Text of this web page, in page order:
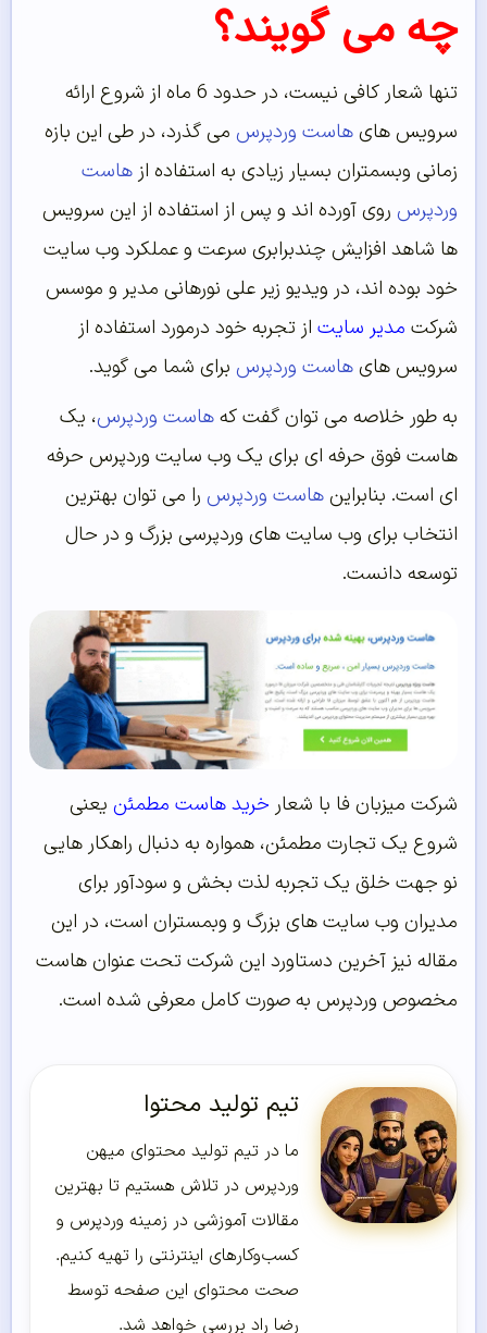
چه می گویند؟
تنها شعار کافی نیست، در حدود 6 ماه از شروع ارائه
سرویس هایهاست وردپرس می گذرد، در طی این بازه
زمانی وبسمتران بسیار زیادی به استفاده از هاست
وردپرس روی آورده اند و پس از استفاده از این سرویس
ها شاهد افزایش چندبرابری سرعت و عملکرد وب سایت
خود بوده اند، در ویدیو زیر علی نورهانی مدیر و موسس
شرکت مدیر سایت از تجربه خود درمورد استفاده از
سرویس هایهاست وردپرس برای شما می گوید.
به طور خلاصه می توان گفت کههاست وردپرس، یک
هاست فوق حرفه ای برای یک وب سایت وردپرس حرفه
ای است. بنابراینهاست وردپرس را می توان بهترین
انتخاب برای وب سایت های وردپرسی بزرگ و در حال
توسعه دانست.
شرکت میزبان فا با شعار خرید هاست مطمئن یعنی
شروع یک تجارت مطمئن، همواره به دنبال راهکار هایی
نو جهت خلق یک تجربه لذت بخش و سودآور برای
مدیران وب سایت های بزرگ و وبمستران است، در این
مقاله نیز آخرین دستاورد این شرکت تحت عنوان هاست
مخصوص وردپرس به صورت کامل معرفی شده است.
تیم تولید محتوا
ما در تیم تولید محتوای میهن
وردپرس در تلاش هستیم تا بهترین
مقالات آموزشی در زمینه وردپرس و
کسب‌و‌کارهای اینترنتی را تهیه کنیم.
صحت محتوای این صفحه توسط
رضا راد بررسی خواهد شد.